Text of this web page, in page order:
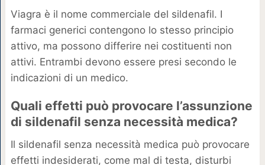
Viagra è il nome commerciale del sildenafil. I
farmaci generici contengono lo stesso principio
attivo, ma possono differire nei costituenti non
attivi. Entrambi devono essere presi secondo le
indicazioni di un medico.
Quali effetti può provocare l’assunzione
di sildenafil senza necessità medica?
Il sildenafil senza necessità medica può provocare
effetti indesiderati, come mal di testa, disturbi